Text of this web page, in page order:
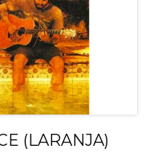
(LARANJA)